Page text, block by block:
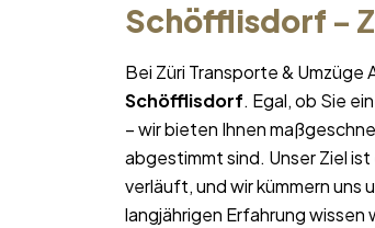
Schöfflisdorf –
Bei Züri Transporte & Umzüge
Schöfflisdorf. Egal, ob Sie
– wir bieten Ihnen
abgestimmt sind. Unser Ziel ist
verläuft, und wir kümmern uns
langjährigen Erfahrung wissen